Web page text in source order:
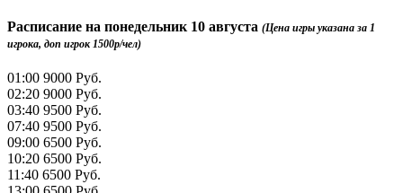
Расписание на понедельник 10 августа (Цена игры указана за 1
игрока, доп игрок 1500р/чел)
01:00 9000 Руб.
02:20 9000 Руб.
03:40 9500 Руб.
07:40 9500 Руб.
09:00 6500 Руб.
10:20 6500 Руб.
11:40 6500 Руб.